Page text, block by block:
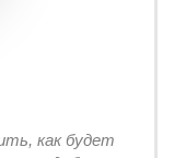
как будет